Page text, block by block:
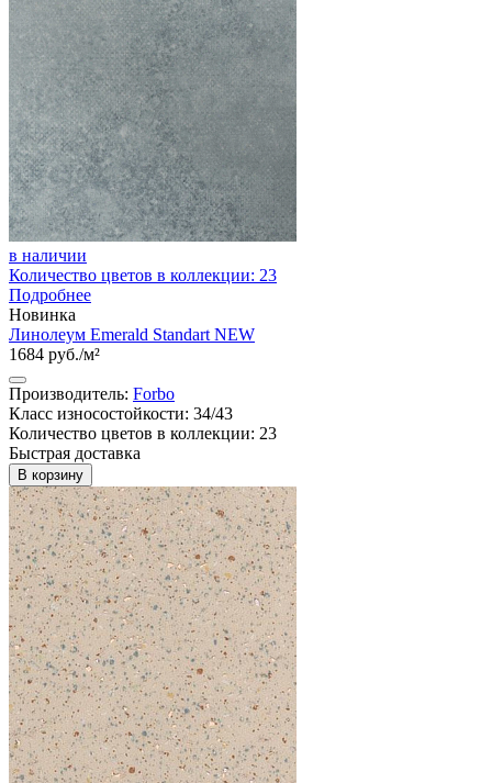
в наличии
Количество цветов в коллекции: 23
Подробнее
Новинка
Линолеум Emerald Standart NEW
1684 руб./м²
Производитель: Forbo
Класс износостойкости: 34/43
Количество цветов в коллекции: 23
Быстрая доставка
В корзину